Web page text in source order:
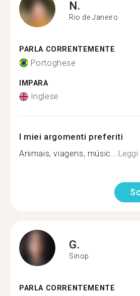
N.
Rio de Janeiro
PARLA CORRENTEMENTE
Portoghese
IMPARA
Inglese
I miei argomenti preferiti
Animais, viagens, músic...Leggi
G.
Sinop
PARLA CORRENTEMENTE